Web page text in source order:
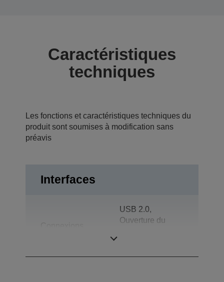
Caractéristiques
techniques
Les fonctions et caractéristiques techniques du
produit sont soumises à modification sans
préavis
Interfaces
USB 2.0,
Ouverture du